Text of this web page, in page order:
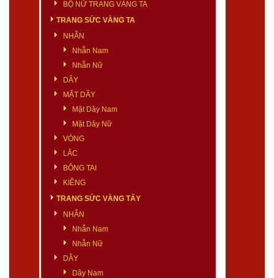
BỘ NỮ TRANG VÀNG TA
TRANG SỨC VÀNG TA
NHẪN
Nhẫn Nam
Nhẫn Nữ
DÂY
MẶT DÂY
Mặt Dây Nam
Mặt Dây Nữ
VÒNG
LẮC
BÔNG TAI
KIỀNG
TRANG SỨC VÀNG TÂY
NHẪN
Nhẫn Nam
Nhẫn Nữ
DÂY
Dây Nam